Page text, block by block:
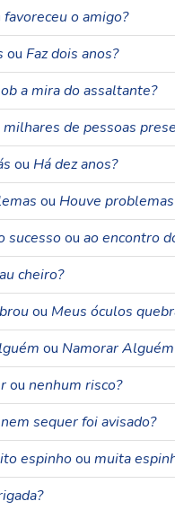
favoreceu o amigo?
ou Faz dois anos?
a mira do assaltante?
milhares de pessoas
ou Há dez anos?
ou Houve
sucessoou ao encontro
cheiro?
ou Meus óculos
ou Namorar
ou nenhum risco?
nem sequer foi avisado?
espinhoou muita